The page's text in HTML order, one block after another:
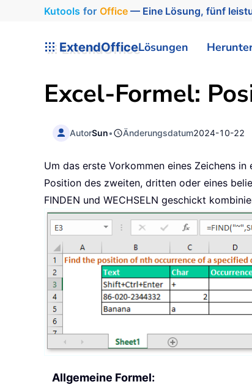
Kutools for Office— Eine Lösung, fünf
ExtendOfficeLösungen
Excel-Formel:
AutorSun• Änderungsdatum2024-10-22
Um das erste Vorkommen eines Zeichens
Position des zweiten, dritten oder eines
FINDEN und WECHSELN geschickt
Allgemeine Formel: